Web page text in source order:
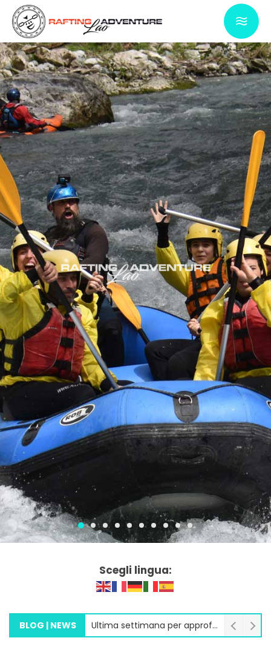
Scegli lingua:
BLOG | NEWS Weekend ANCIU sul Fiume Lao – Sport, Natura e Condivisione nel Cuore del Parco del Pollino